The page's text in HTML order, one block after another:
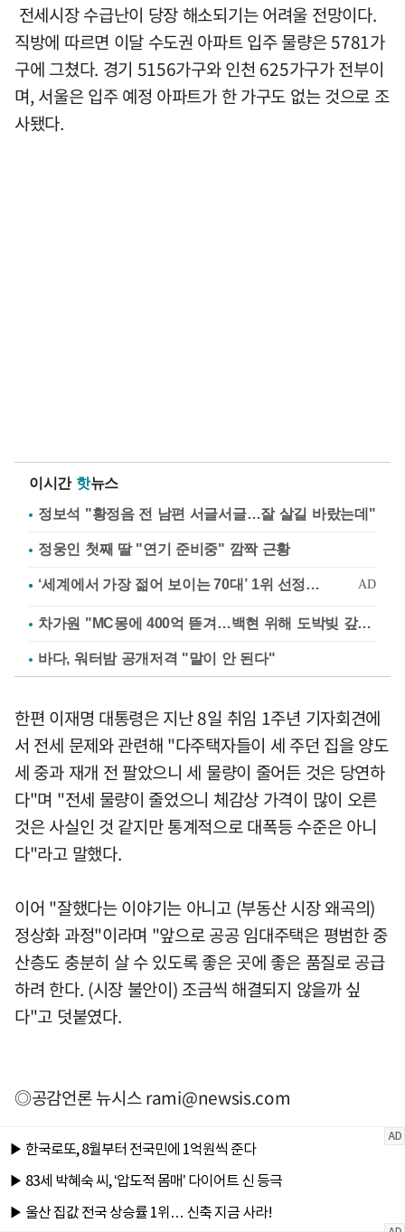
전세시장 수급난이 당장 해소되기는 어려울 전망이다.
직방에 따르면 이달 수도권 아파트 입주 물량은 5781가
구에 그쳤다. 경기 5156가구와 인천 625가구가 전부이
며, 서울은 입주 예정 아파트가 한 가구도 없는 것으로 조
사됐다.
이시간 핫뉴스
정보석 "황정음 전 남편 서글서글…잘 살길 바랐는데"
정웅인 첫째 딸 "연기 준비중" 깜짝 근황
차가원 "MC몽에 400억 뜯겨…백현 위해 도박빚 갚아줘"
바다, 워터밤 공개저격 "말이 안 된다"
한편 이재명 대통령은 지난 8일 취임 1주년 기자회견에
서 전세 문제와 관련해 "다주택자들이 세 주던 집을 양도
세 중과 재개 전 팔았으니 세 물량이 줄어든 것은 당연하
다"며 "전세 물량이 줄었으니 체감상 가격이 많이 오른
것은 사실인 것 같지만 통계적으로 대폭등 수준은 아니
다"라고 말했다.
이어 "잘했다는 이야기는 아니고 (부동산 시장 왜곡의)
정상화 과정"이라며 "앞으로 공공 임대주택은 평범한 중
산층도 충분히 살 수 있도록 좋은 곳에 좋은 품질로 공급
하려 한다. (시장 불안이) 조금씩 해결되지 않을까 싶
다"고 덧붙였다.
◎공감언론 뉴시스rami@newsis.com